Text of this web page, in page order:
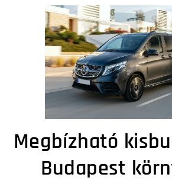
Megbízható
Budapest